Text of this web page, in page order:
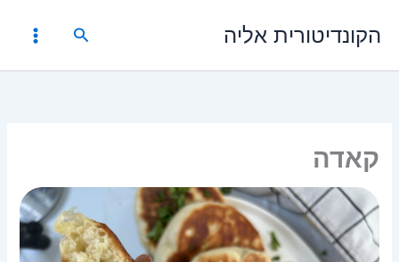
לתוכןהקונדיטורית אליה חיפוש
קאדה